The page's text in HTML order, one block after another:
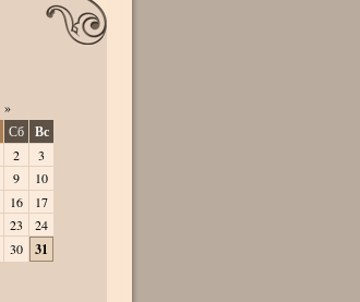
»
Сб Вс
2
3
9
10
16
17
23
24
30
31